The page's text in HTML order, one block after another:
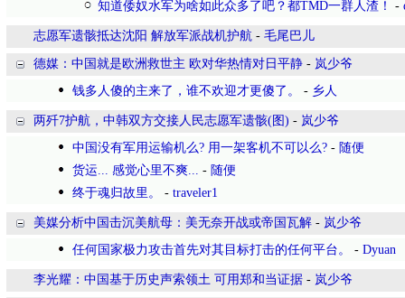
知道倭奴水军为啥如此众多了吧？都TMD一群人渣！
-
志愿军遗骸抵达沈阳 解放军派战机护航 - 毛尾巴儿
德媒：中国就是欧洲救世主 欧对华热情对日平静 - 岚少爷
钱多人傻的主来了，谁不欢迎才更傻了。
- 乡人
两歼7护航，中韩双方交接人民志愿军遗骸(图) - 岚少爷
中国没有军用运输机么? 用一架客机不可以么? - 随便
货运... 感觉心里不爽... - 随便
终于魂归故里。
- traveler1
美媒分析中国击沉美航母：美无奈开战或帝国瓦解 - 岚少爷
任何国家极力攻击首先对其目标打击的任何平台。
- Dyuan
李光耀：中国基于历史声索领土 可用郑和当证据 - 岚少爷